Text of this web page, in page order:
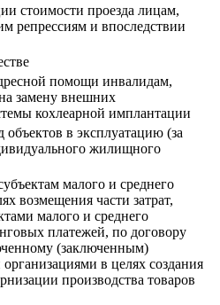
стоимости проезда лицам,
репрессиям и впоследствии
помощи инвалидам,
замену внешних
кохлеарной имплантации
в эксплуатацию (за
жилищного
малого и среднего
возмещения части затрат,
малого и среднего
платежей, по договору
(заключенным)
в целях создания
производства товаров